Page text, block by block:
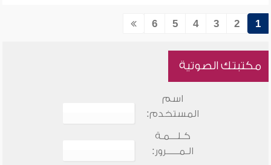
1
2
3
4
5
6
مكتبتك الصوتية
اسم
المستخدم:
كـلـــمـة
الـمـــــرور: